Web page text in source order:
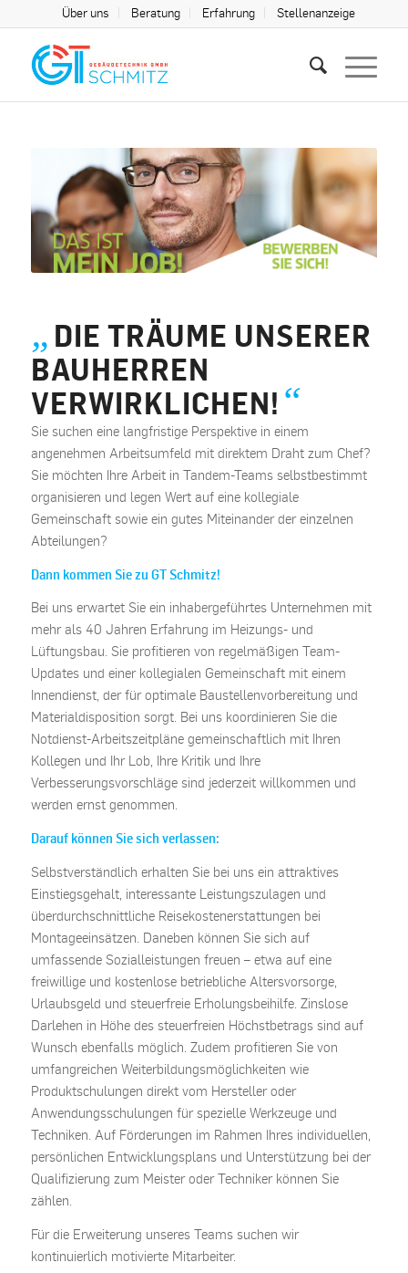
Über uns Beratung Erfahrung Stellenanzeige
„ DIE TRÄUME UNSERER
BAUHERREN
VERWIRKLICHEN! “
Sie suchen eine langfristige Perspektive in einem
angenehmen Arbeitsumfeld mit direktem Draht zum Chef?
Sie möchten Ihre Arbeit in Tandem-Teams selbstbestimmt
organisieren und legen Wert auf eine kollegiale
Gemeinschaft sowie ein gutes Miteinander der einzelnen
Abteilungen?
Dann kommen Sie zu GT Schmitz!
Bei uns erwartet Sie ein inhabergeführtes Unternehmen mit
mehr als 40 Jahren Erfahrung im Heizungs- und
Lüftungsbau. Sie profitieren von regelmäßigen Team-
Updates und einer kollegialen Gemeinschaft mit einem
Innendienst, der für optimale Baustellenvorbereitung und
Materialdisposition sorgt. Bei uns koordinieren Sie die
Notdienst-Arbeitszeitpläne gemeinschaftlich mit Ihren
Kollegen und Ihr Lob, Ihre Kritik und Ihre
Verbesserungsvorschläge sind jederzeit willkommen und
werden ernst genommen.
Darauf können Sie sich verlassen:
Selbstverständlich erhalten Sie bei uns ein attraktives
Einstiegsgehalt, interessante Leistungszulagen und
überdurchschnittliche Reisekostenerstattungen bei
Montageeinsätzen. Daneben können Sie sich auf
umfassende Sozialleistungen freuen – etwa auf eine
freiwillige und kostenlose betriebliche Altersvorsorge,
Urlaubsgeld und steuerfreie Erholungsbeihilfe. Zinslose
Darlehen in Höhe des steuerfreien Höchstbetrags sind auf
Wunsch ebenfalls möglich. Zudem profitieren Sie von
umfangreichen Weiterbildungsmöglichkeiten wie
Produktschulungen direkt vom Hersteller oder
Anwendungsschulungen für spezielle Werkzeuge und
Techniken. Auf Förderungen im Rahmen Ihres individuellen,
persönlichen Entwicklungsplans und Unterstützung bei der
Qualifizierung zum Meister oder Techniker können Sie
zählen.
Für die Erweiterung unseres Teams suchen wir
kontinuierlich motivierte Mitarbeiter.